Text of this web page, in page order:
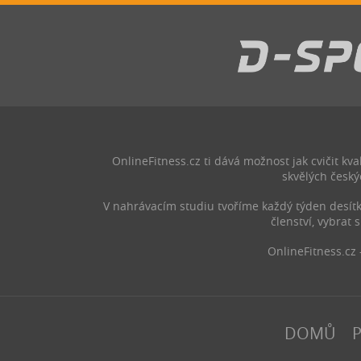
OnlineFitness.cz ti dává možnost jak cvičit
skvělých
V nahrávacím studiu tvoříme každý týden
členství, vybrat
DOMŮ